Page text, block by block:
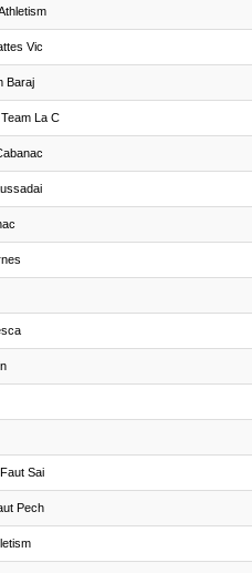
Vic
Baraj
La C
Sai
Pech